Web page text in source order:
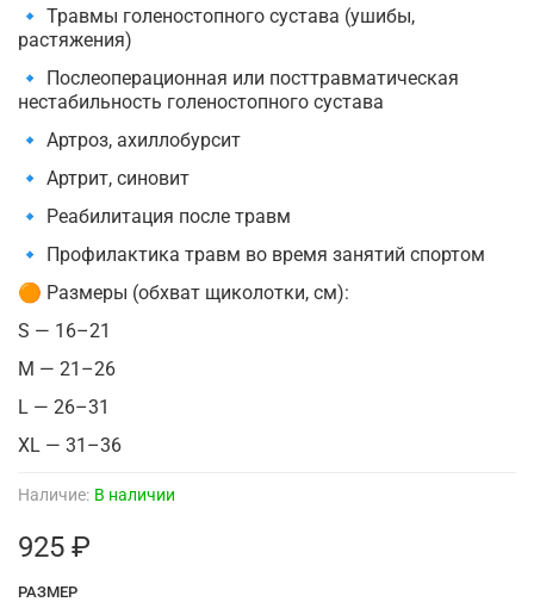
Наличие: В наличии
925 ₽
РАЗМЕР
🔹 Травмы голеностопного сустава (ушибы,
растяжения)
🔹 Послеоперационная или посттравматическая
нестабильность голеностопного сустава
🔹 Артроз, ахиллобурсит
🔹 Артрит, синовит
🔹 Реабилитация после травм
🔹 Профилактика травм во время занятий спортом
🟠 Размеры (обхват щиколотки, см):
S — 16–21
M — 21–26
L — 26–31
XL — 31–36